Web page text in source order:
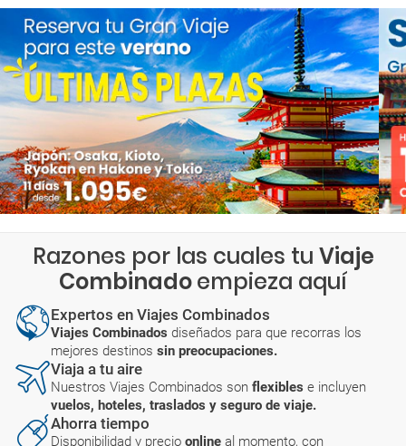
Razones por las cuales tu Viaje
Combinadoempieza aquí
Expertos en Viajes Combinados
Viajes Combinados diseñados para que recorras los
mejores destinos sin preocupaciones.
Viaja a tu aire
Nuestros Viajes Combinados son flexibles e incluyen
vuelos, hoteles, traslados y seguro de viaje.
Ahorra tiempo
Disponibilidad y precio online al momento, con